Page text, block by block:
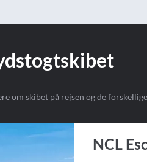
om skibet på rejsen og de
NCL